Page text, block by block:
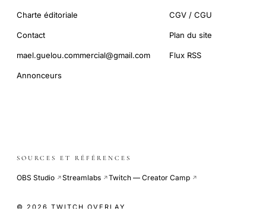
Charte éditoriale
Contact
mael.guelou.commercial@gmail.com
Annonceurs
CGV / CGU
Plan du site
Flux RSS
SOURCES ET RÉFÉRENCES
OBS Studio ↗Streamlabs ↗Twitch — Creator Camp ↗
© 2026 TWITCH OVERLAY